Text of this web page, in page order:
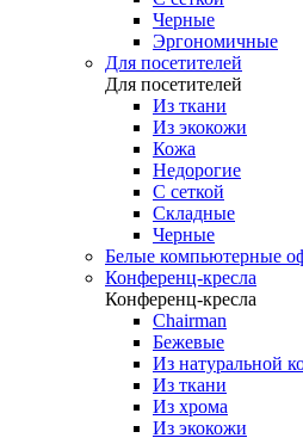
Черные
Эргономичные
Для посетителей
Для посетителей
Из ткани
Из экокожи
Кожа
Недорогие
С сеткой
Складные
Черные
Белые компьютерные
Конференц-кресла
Конференц-кресла
Chairman
Бежевые
Из натуральной
Из ткани
Из хрома
Из экокожи